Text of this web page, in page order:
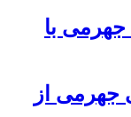
جهرمی با
جهرمی از